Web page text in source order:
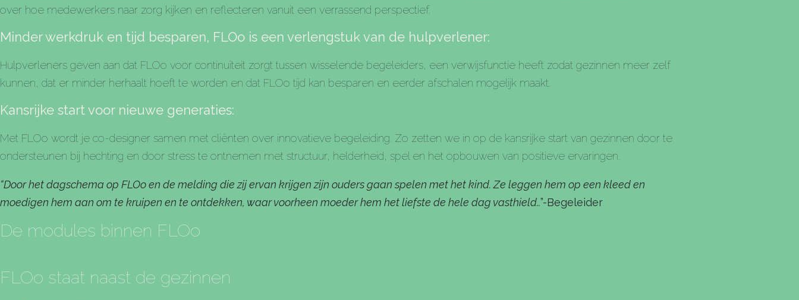
over hoe medewerkers naar zorg kijken en reflecteren vanuit een verrassend perspectief.
Minder werkdruk en tijd besparen, FLOo is een verlengstuk van de hulpverlener:
Hulpverleners geven aan dat FLOo voor continuïteit zorgt tussen wisselende begeleiders, een verwijsfunctie heeft zodat gezinnen meer zelf
kunnen, dat er minder herhaalt hoeft te worden en dat FLOo tijd kan besparen en eerder afschalen mogelijk maakt.
Kansrijke start voor nieuwe generaties:
Met FLOo wordt je co-designer samen met cliënten over innovatieve begeleiding. Zo zetten we in op de kansrijke start van gezinnen door te
ondersteunen bij hechting en door stress te ontnemen met structuur, helderheid, spel en het opbouwen van positieve ervaringen.
“Door het dagschema op FLOo en de melding die zij ervan krijgen zijn ouders gaan spelen met het kind. Ze leggen hem op een kleed en
moedigen hem aan om te kruipen en te ontdekken, waar voorheen moeder hem het liefste de hele dag vasthield..”-Begeleider
De modules binnen FLOo
FLOo staat naast de gezinnen